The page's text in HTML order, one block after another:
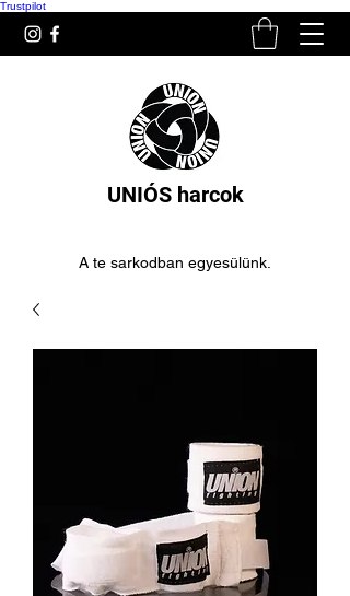
Trustpilot
UNIÓS harcok
A te sarkodban egyesülünk.